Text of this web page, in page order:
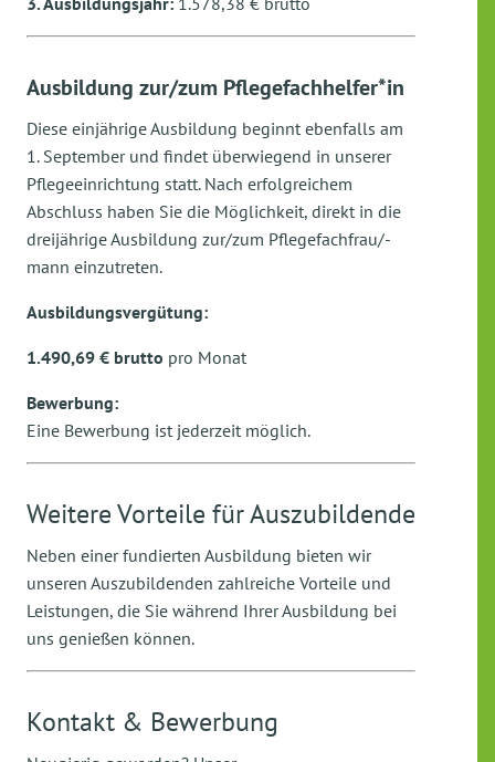
Ausbildung zur/zum Pflegefachhelfer*in
Diese einjährige Ausbildung beginnt ebenfalls am
1. September und findet überwiegend in unserer
Pflegeeinrichtung statt. Nach erfolgreichem
Abschluss haben Sie die Möglichkeit, direkt in die
dreijährige Ausbildung zur/zum Pflegefachfrau/-
mann einzutreten.
Ausbildungsvergütung:
1.490,69 € brutto pro Monat
Bewerbung:
Eine Bewerbung ist jederzeit möglich.
Weitere Vorteile für Auszubildende
Neben einer fundierten Ausbildung bieten wir
unseren Auszubildenden zahlreiche Vorteile und
Leistungen, die Sie während Ihrer Ausbildung bei
uns genießen können.
Kontakt & Bewerbung